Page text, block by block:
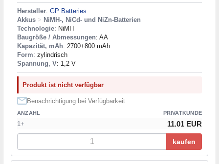
Hersteller: GP Batteries
Akkus > NiMH-, NiCd- und NiZn-Batterien
Technologie: NiMH
Baugröße / Abmessungen: AA
Kapazität, mAh: 2700+800 mAh
Form: zylindrisch
Spannung, V: 1,2 V
Produkt ist nicht verfügbar
Benachrichtigung bei Verfügbarkeit
ANZAHL PRIVATKUNDE
1+ 11.01 EUR
kaufen